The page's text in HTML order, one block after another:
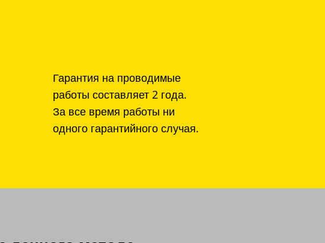
Гарантия на проводимые
работы составляет 2 года.
За все время работы ни
одного гарантийного случая.